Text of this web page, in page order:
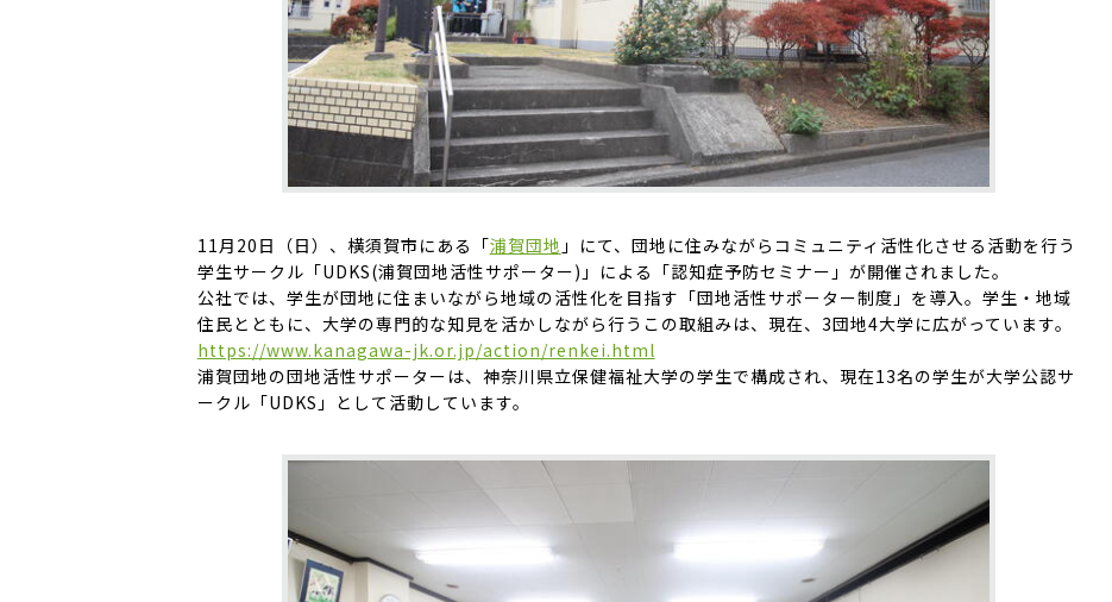
11月20日（日）、横須賀市にある「浦賀団地 」にて、団地に住みながらコミュニティ活性化させる活動を行う
学生サークル「UDKS(浦賀団地活性サポーター)」による「認知症予防セミナー」が開催されました。
公社では、学生が団地に住まいながら地域の活性化を目指す「団地活性サポーター制度」を導入。学生・地域
住民とともに、大学の専門的な知見を活かしながら行うこの取組みは、現在、3団地4大学に広がっています。
https://www.kanagawa-jk.or.jp/action/renkei.html
浦賀団地の団地活性サポーターは、神奈川県立保健福祉大学の学生で構成され、現在13名の学生が大学公認サ
ークル「UDKS」として活動しています。